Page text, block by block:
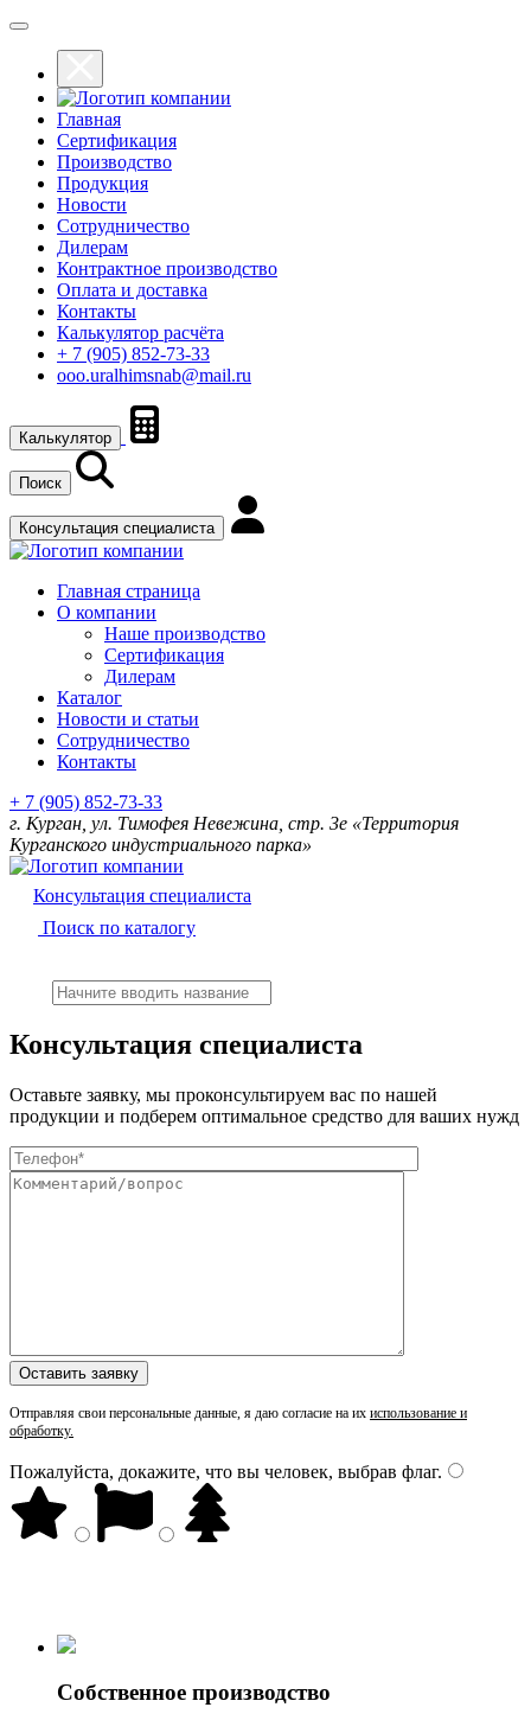
Главная
Сертификация
Производство
Продукция
Новости
Сотрудничество
Дилерам
Контрактное производство
Оплата и доставка
Контакты
Калькулятор расчёта
+ 7 (905) 852-73-33
ooo.uralhimsnab@mail.ru
Калькулятор
Поиск
Консультация специалиста
Главная страница
О компании
Наше производство
Сертификация
Дилерам
Каталог
Новости и статьи
Сотрудничество
Контакты
+ 7 (905) 852-73-33
г. Курган, ул. Тимофея Невежина, стр. 3е «Территория
Курганского индустриального парка»
Консультация специалиста
Поиск по каталогу
Консультация специалиста
Оставьте заявку, мы проконсультируем вас по нашей
продукции и подберем оптимальное средство для ваших нужд
Отправляя свои персональные данные, я даю согласие на их использование и
обработку.
Пожалуйста, докажите, что вы человек, выбрав флаг.
Собственное производство